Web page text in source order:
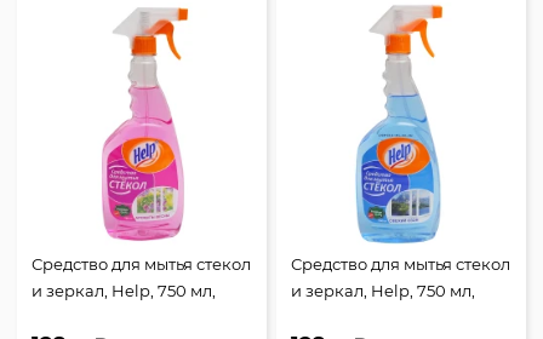
Средство для мытья стекол
и зеркал, Help, 750 мл,
Средство для мытья стекол
и зеркал, Help, 750 мл,